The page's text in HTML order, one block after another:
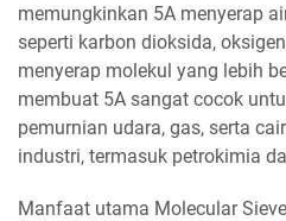
memungkinkan 5A menyerap
seperti karbon dioksida,
menyerap molekul yang lebih
membuat 5A sangat cocok
pemurnian udara, gas, serta
industri, termasuk petrokimia
Manfaat utama Molecular